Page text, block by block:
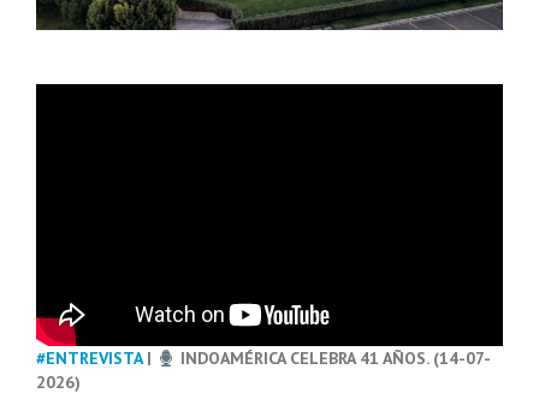
#ENTREVISTA|
INDOAMÉRICA CELEBRA 41 AÑOS. (14-07-
2026)